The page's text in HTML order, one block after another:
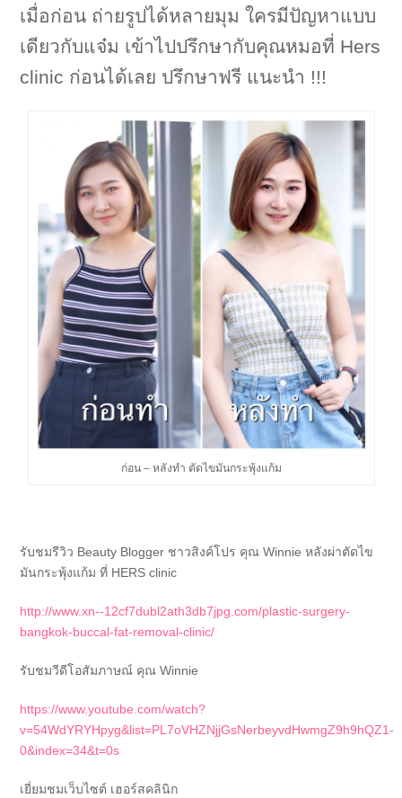
เมื่อก่อน ถ่ายรูปได้หลายมุม ใครมีปัญหาแบบ
เดียวกับแจ๋ม เข้าไปปรึกษากับคุณหมอที่ Hers
clinic ก่อนได้เลย ปรึกษาฟรี แนะนำ !!!
ก่อน – หลังทำ ตัดไขมันกระพุ้งแก้ม
รับชมรีวิว Beauty Blogger ชาวสิงค์โปร คุณ Winnie หลังผ่าตัดไข
มันกระพุ้งแก้ม ที่ HERS clinic
http://www.xn--12cf7dubl2ath3db7jpg.com/plastic-surgery-
bangkok-buccal-fat-removal-clinic/
รับชมวีดีโอสัมภาษณ์ คุณ Winnie
https://www.youtube.com/watch?
v=54WdYRYHpyg&list=PL7oVHZNjjGsNerbeyvdHwmgZ9h9hQZ1-
0&index=34&t=0s
เยี่ยมชมเว็บไซต์ เฮอร์สคลินิก